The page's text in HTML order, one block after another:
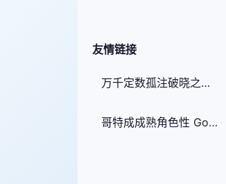
友情链接
万千定数孤注破晓之刻 - 万千定数孤注破晓之刻心得 游戏介绍
哥特成成熟角色性 Goth Mommy Hikari 测试版 - 哥特成成熟角色性心得 Goth Mommy Hikari tips